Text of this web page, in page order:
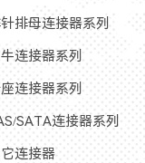
排母连接器系列
连接器系列
连接器系列
SATA连接器系列
连接器